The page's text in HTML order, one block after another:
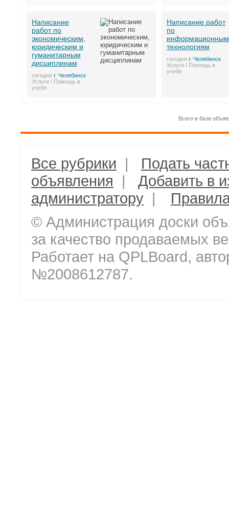
Написание
работ по
экономическим,
юридическим и
гуманитарным
дисциплинам
сегодня г. Челябинск
Услуги / Помощь в
учебе
Написание работ
по
информационным
технологиям
сегодня г. Челябинск
Услуги / Помощь в
учебе
Всего в базе
Все рубрики | Подать
объявления | Добавить в
администратору |
© Администрация доски
за качество продаваемых
Работает на QPLBoard,
№2008612787.